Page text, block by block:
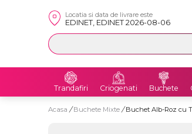
Locatia si data de livrare este
EDINET, EDINET 2026-08-06
Trandafiri Criogenati Buchete
Acasa / Buchete Mixte / Buchet Alb-Roz cu